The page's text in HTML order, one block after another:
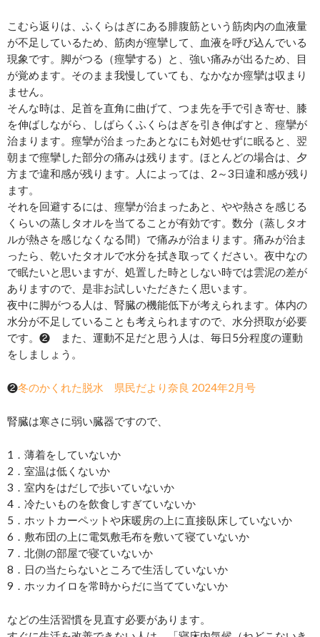
こむら返りは、ふくらはぎにある腓腹筋という筋肉内の血液量
が不足しているため、筋肉が痙攣して、血液を呼び込んでいる
現象です。脚がつる（痙攣する）と、強い痛みが出るため、目
が覚めます。そのまま我慢していても、なかなか痙攣は収まり
ません。
そんな時は、足首を直角に曲げて、つま先を手で引き寄せ、膝
を伸ばしながら、しばらくふくらはぎを引き伸ばすと、痙攣が
治まります。痙攣が治まったあとなにも対処せずに眠ると、翌
朝まで痙攣した部分の痛みは残ります。ほとんどの場合は、夕
方まで違和感が残ります。人によっては、2～3日違和感が残り
ます。
それを回避するには、痙攣が治まったあと、やや熱さを感じる
くらいの蒸しタオルを当てることが有効です。数分（蒸しタオ
ルが熱さを感じなくなる間）で痛みが治まります。痛みが治ま
ったら、乾いたタオルで水分を拭き取ってください。夜中なの
で眠たいと思いますが、処置した時としない時では雲泥の差が
ありますので、是非お試しいただきたく思います。
夜中に脚がつる人は、腎臓の機能低下が考えられます。体内の
水分が不足していることも考えられますので、水分摂取が必要
です。❷ また、運動不足だと思う人は、毎日5分程度の運動
をしましょう。
❷冬のかくれた脱水 県民だより奈良 2024年2月号
腎臓は寒さに弱い臓器ですので、
1．薄着をしていないか
2．室温は低くないか
3．室内をはだしで歩いていないか
4．冷たいものを飲食しすぎていないか
5．ホットカーペットや床暖房の上に直接臥床していないか
6．敷布団の上に電気敷毛布を敷いて寝ていないか
7．北側の部屋で寝ていないか
8．日の当たらないところで生活していないか
9．ホッカイロを常時からだに当てていないか
などの生活習慣を見直す必要があります。